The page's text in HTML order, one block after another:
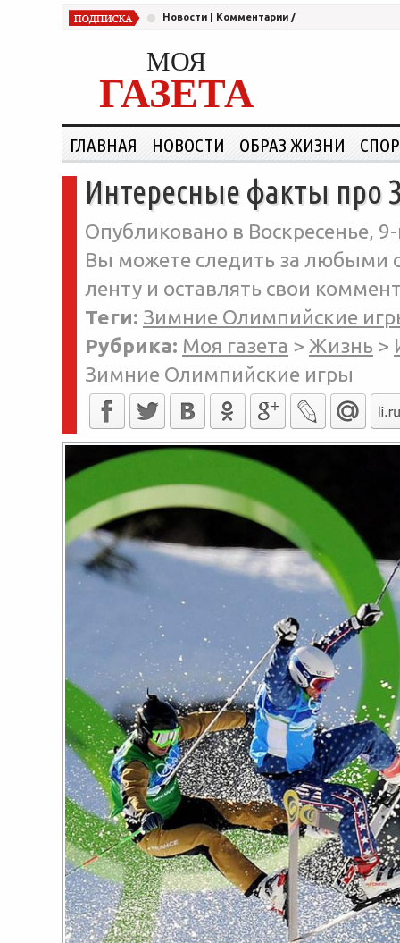
Новости Комментарии /
МОЯ
ГАЗЕТА
ГЛАВНАЯ НОВОСТИ ОБРАЗ ЖИЗНИ
Интересные факты про
Опубликовано в Воскресенье,
Вы можете следить за любыми
ленту и оставлять свои
Теги: Зимние Олимпийские
Рубрика: Моя газета > Жизнь >
Зимние Олимпийские игры